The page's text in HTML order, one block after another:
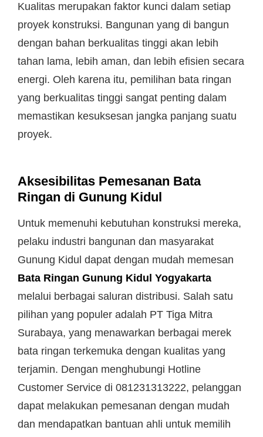
Kualitas merupakan faktor kunci dalam setiap
proyek konstruksi. Bangunan yang di bangun
dengan bahan berkualitas tinggi akan lebih
tahan lama, lebih aman, dan lebih efisien secara
energi. Oleh karena itu, pemilihan bata ringan
yang berkualitas tinggi sangat penting dalam
memastikan kesuksesan jangka panjang suatu
proyek.
Aksesibilitas Pemesanan Bata
Ringan di Gunung Kidul
Untuk memenuhi kebutuhan konstruksi mereka,
pelaku industri bangunan dan masyarakat
Gunung Kidul dapat dengan mudah memesan
Bata Ringan Gunung Kidul Yogyakarta
melalui berbagai saluran distribusi. Salah satu
pilihan yang populer adalah PT Tiga Mitra
Surabaya, yang menawarkan berbagai merek
bata ringan terkemuka dengan kualitas yang
terjamin. Dengan menghubungi Hotline
Customer Service di 081231313222, pelanggan
dapat melakukan pemesanan dengan mudah
dan mendapatkan bantuan ahli untuk memilih